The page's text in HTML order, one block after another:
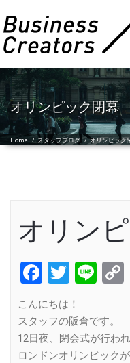
オリンピック閉幕
Home / スタッフブログ /オリンピック
オリン
Facebook
Twitter
Line
こんにちは！
スタッフの阪倉です。
12日夜、閉会式が行われ
ロンドンオリンピック